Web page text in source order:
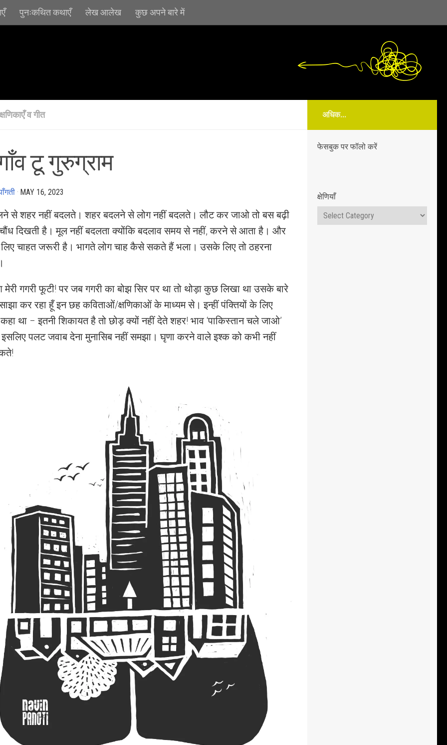
पुनःकथित कथाएँ लेख आलेख कुछ अपने बारे में
व गीत
टू गुरुग्राम
· MAY 16, 2023
से शहर नहीं बदलते। शहर बदलने से लोग नहीं बदलते। लौट कर जाओ तो बस बढ़ी
दिखती है। मूल नहीं बदलता क्योंकि बदलाव समय से नहीं, करने से आता है। और
चाहत जरूरी है। भागते लोग चाह कैसे सकते हैं भला। उसके लिए तो ठहरना
गगरी फूटी! पर जब गगरी का बोझ सिर पर था तो थोड़ा कुछ लिखा था उसके बारे
कर रहा हूँ इन छह कविताओं/क्षणिकाओं के माध्यम से। इन्हीं पंक्तियों के लिए
था – इतनी शिकायत है तो छोड़ क्यों नहीं देते शहर! भाव ‘पाकिस्तान चले जाओ’
इसलिए पलट जवाब देना मुनासिब नहीं समझा। घृणा करने वाले इश्क को कभी नहीं
अधिक...
फेसबुक पर फॉलो करें
क्षेणियाँ
क्षेणियाँ